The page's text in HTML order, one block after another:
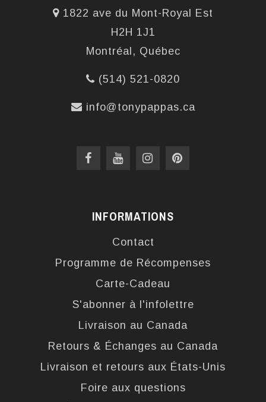
1822 ave du Mont-Royal Est
H2H 1J1
Montréal, Québec
(514) 521-0820
info@tonypappas.ca
INFORMATIONS
Contact
Programme de Récompenses
Carte-Cadeau
S'abonner à l'infolettre
Livraison au Canada
Retours & Échanges au Canada
Livraison et retours aux États-Unis
Foire aux questions